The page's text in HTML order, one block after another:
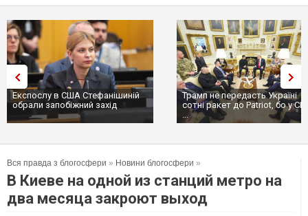
Експослу в США Стефанішиній
обрали запобіжний захід
Трамп не передасть Україні
сотні ракет до Patriot, бо у
...
Вся правда з блогосфери » Новини блогосфери »
В Киеве на одной из станций метро на
два месяца закроют выход